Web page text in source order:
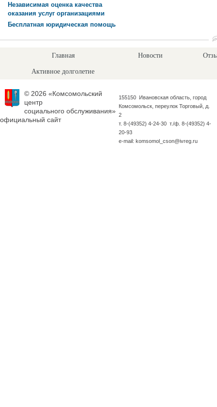
Независимая оценка качества
оказания услуг организациями
Бесплатная юридическая помощь
Главная Новости
Активное долголетие
© 2026 «Комсомольский
центр
социального обслуживания»
официальный сайт
155150 Ивановская область, город
Комсомольск, переулок Торговый, д.
2
т. 8-(49352) 4-24-30 т./ф. 8-(49352) 4-
20-93
e-mail: komsomol_cson@ivreg.ru